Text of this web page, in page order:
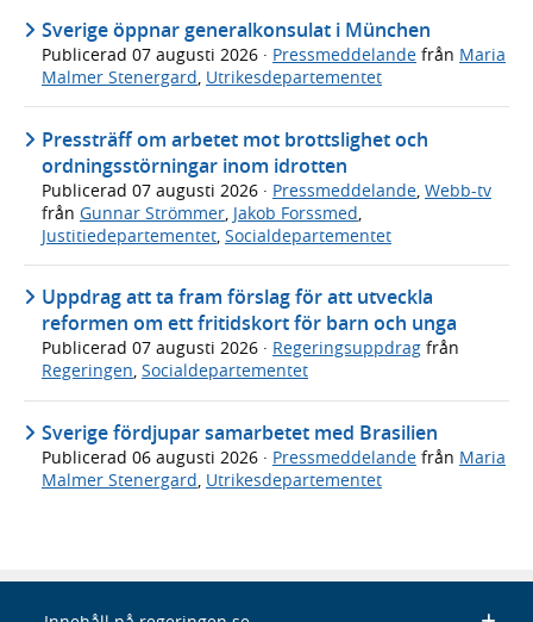
Sverige öppnar generalkonsulat i München
Publicerad 07 augusti 2026 · Pressmeddelande från Maria
Malmer Stenergard, Utrikesdepartementet
Pressträff om arbetet mot brottslighet och
ordningsstörningar inom idrotten
Publicerad 07 augusti 2026 · Pressmeddelande Webb-tv
från Gunnar Strömmer Jakob Forssmed
Justitiedepartementet Socialdepartementet
Uppdrag att ta fram förslag för att utveckla
reformen om ett fritidskort för barn och unga
Publicerad 07 augusti 2026 · Regeringsuppdrag från
Regeringen, Socialdepartementet
Sverige fördjupar samarbetet med Brasilien
Publicerad 06 augusti 2026 · Pressmeddelande från Maria
Malmer Stenergard, Utrikesdepartementet